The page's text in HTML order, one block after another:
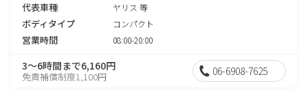
代表車種 ヤリス 等
ボディタイプ コンパクト
営業時間 08:00-20:00
3～6時間まで6,160円
免責補償制度1,100円 06-6908-7625